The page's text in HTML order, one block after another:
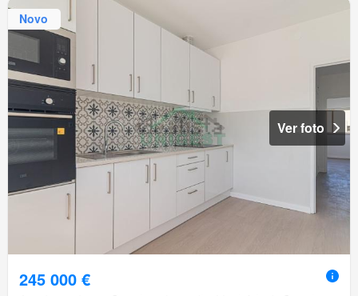
Novo
Ver foto
245 000 €